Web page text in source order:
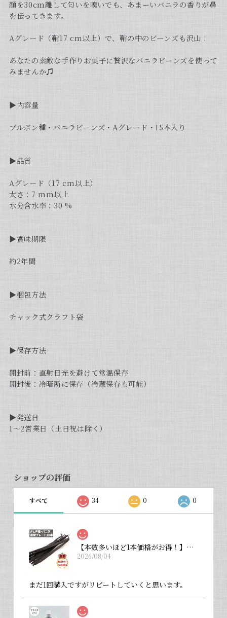
顔を30cm離して匂いを嗅いでも、あまーいバニラの香りが鼻
を伝ってきます。
Aグレード（鞘17 cm以上）で、鞘の中のビーンズも沢山！
あなたの素敵な手作りお菓子に贅沢なバニラビーンズを使って
みませんか♫
▶︎内容量
ブルボン種・バニラビーンズ・Aグレード・15本入り
▶︎品質
Aグレード（17 cm以上）
太さ：7 mm以上
水分含水率：30 %
▶︎賞味期限
約2年間
▶︎梱包方法
チャック式クラフト袋
▶︎保存方法
開封前：直射日光を避けて常温保存
開封後：冷暗所に保存（冷蔵保存も可能）
▶︎発送日
1〜2営業日（土日祝は除く）
ショップの評価
すべて 34 0 0
【本数多いほど1本価格がお得！】【タヒチ種・通常グレード 13cm・バニラビーンズ・20本】
2026/08/04
まだ1回購入ですがリピートしていくと思います。